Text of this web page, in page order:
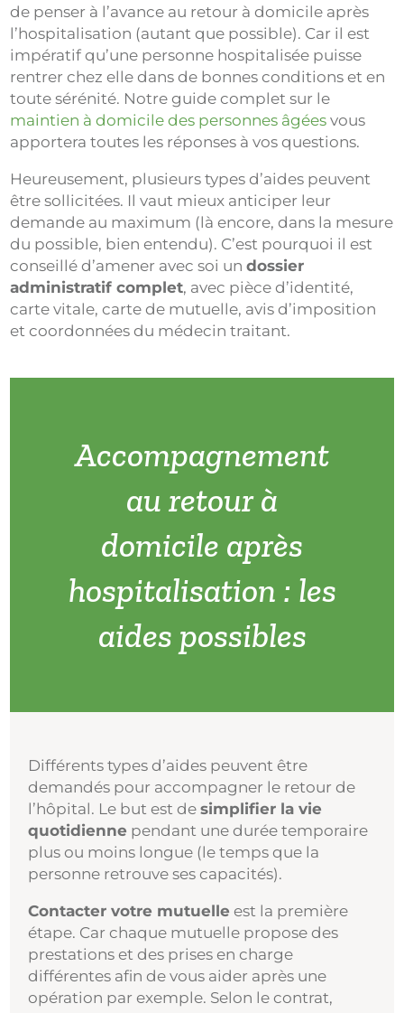
de penser à l’avance au retour à domicile après
l’hospitalisation (autant que possible). Car il est
impératif qu’une personne hospitalisée puisse
rentrer chez elle dans de bonnes conditions et en
toute sérénité. Notre guide complet sur le
maintien à domicile des personnes âgées vous
apportera toutes les réponses à vos questions.
Heureusement, plusieurs types d’aides peuvent
être sollicitées. Il vaut mieux anticiper leur
demande au maximum (là encore, dans la mesure
du possible, bien entendu). C’est pourquoi il est
conseillé d’amener avec soi undossier
administratif complet, avec pièce d’identité,
carte vitale, carte de mutuelle, avis d’imposition
et coordonnées du médecin traitant.
Accompagnement
au retour à
domicile après
hospitalisation : les
aides possibles
Différents types d’aides peuvent être
demandés pour accompagner le retour de
l’hôpital. Le but est desimplifier la vie
quotidienne pendant une durée temporaire
plus ou moins longue (le temps que la
personne retrouve ses capacités).
Contacter votre mutuelle est la première
étape. Car chaque mutuelle propose des
prestations et des prises en charge
différentes afin de vous aider après une
opération par exemple. Selon le contrat,